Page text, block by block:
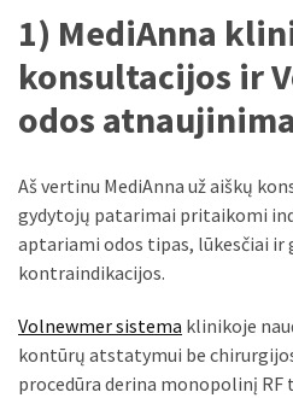
pervežimas
Suomijos:
laiko
tikrųjų
trunka
pristatymas?
MOST
USED
CATEGORIES
1) MediAnna
konsultacijos ir
odos
Aš vertinu MediAnna už aiškų
gydytojų patarimai pritaikomi
aptariami odos tipas, lūkesčiai ir
kontraindikacijos.
Volnewmer sistema klinikoje
kontūrų atstatymui be
procedūra derina monopolinį